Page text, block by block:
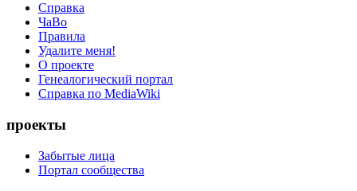
Справка
ЧаВо
Правила
Удалите меня!
О проекте
Генеалогический портал
Справка по MediaWiki
проекты
Забытые лица
Портал сообщества